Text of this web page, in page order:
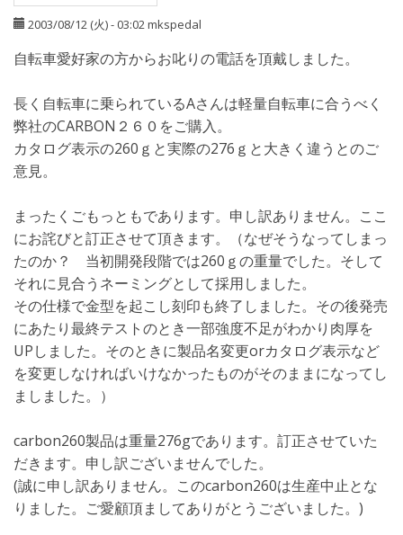
2003/08/12 (火) - 03:02mkspedal
自転車愛好家の方からお叱りの電話を頂戴しました。
長く自転車に乗られているAさんは軽量自転車に合うべく
弊社のCARBON２６０をご購入。
カタログ表示の260ｇと実際の276ｇと大きく違うとのご
意見。
まったくごもっともであります。申し訳ありません。ここ
にお詫びと訂正させて頂きます。（なぜそうなってしまっ
たのか？ 当初開発段階では260ｇの重量でした。そして
それに見合うネーミングとして採用しました。
その仕様で金型を起こし刻印も終了しました。その後発売
にあたり最終テストのとき一部強度不足がわかり肉厚を
UPしました。そのときに製品名変更orカタログ表示など
を変更しなければいけなかったものがそのままになってし
ましました。）
carbon260製品は重量276gであります。訂正させていた
だきます。申し訳ございませんでした。
(誠に申し訳ありません。このcarbon260は生産中止とな
りました。ご愛顧頂ましてありがとうございました。)